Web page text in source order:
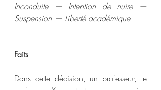
Inconduite — Intention de nuire —
Suspension — Liberté académique
Faits
Dans cette décision, un professeur, le